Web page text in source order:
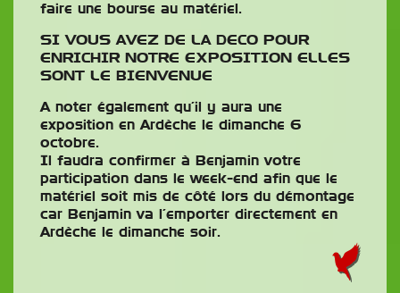
faire une bourse au matériel.
SI VOUS AVEZ DE LA DECO POUR
ENRICHIR NOTRE EXPOSITION ELLES
SONT LE BIENVENUE
A noter également qu’il y aura une
exposition en Ardèche le dimanche 6
octobre.
Il faudra confirmer à Benjamin votre
participation dans le week-end afin que le
matériel soit mis de côté lors du démontage
car Benjamin va l’emporter directement en
Ardèche le dimanche soir.